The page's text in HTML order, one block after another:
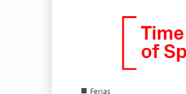
■ Ferias